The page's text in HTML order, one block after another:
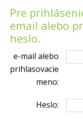
Pre
email alebo
heslo.
e-mail alebo
prihlasovacie
meno:
Heslo: